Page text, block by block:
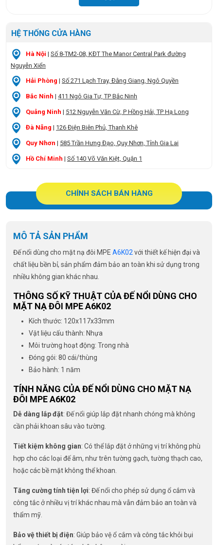
HỆ THỐNG CỬA HÀNG
Hà Nội | Số 8-TM2-08, KĐT The Manor Central Park đường
Nguyễn Xiển
Hải Phòng | Số 271 Lạch Tray, Đằng Giang, Ngô Quyền
Bắc Ninh | 411 Ngô Gia Tự, TP Bắc Ninh
Quảng Ninh | 512 Nguyễn Văn Cừ, P Hồng Hải, TP Hạ Long
Đà Nẵng | 126 Điện Biên Phủ, Thanh Khê
Quy Nhơn | 585 Trần Hưng Đạo, Quy Nhơn, Tỉnh Gia Lai
Hồ Chí Minh | Số 140 Võ Văn Kiệt, Quận 1
CHÍNH SÁCH BÁN HÀNG
MÔ TẢ SẢN PHẨM
Đế nổi dùng cho mặt nạ đôi MPE A6K02với thiết kế hiện đại và
chất liệu bền bỉ, sản phẩm đảm bảo an toàn khi sử dụng trong
nhiều không gian khác nhau.
THÔNG SỐ KỸ THUẬT CỦA ĐẾ NỔI DÙNG CHO
MẶT NẠ ĐÔI MPE A6K02
Kích thước: 120x117x33mm
Vật liệu cấu thành: Nhựa
Môi trường hoạt động: Trong nhà
Đóng gói: 80 cái/thùng
Bảo hành: 1 năm
TÍNH NĂNG CỦA ĐẾ NỔI DÙNG CHO MẶT NẠ
ĐÔI MPE A6K02
Dễ dàng lắp đặt: Đế nổi giúp lắp đặt nhanh chóng mà không
cần phải khoan sâu vào tường.
Tiết kiệm không gian: Có thể lắp đặt ở những vị trí không phù
hợp cho các loại đế âm, như trên tường gạch, tường thạch cao,
hoặc các bề mặt không thể khoan.
Tăng cường tính tiện lợi: Đế nổi cho phép sử dụng ổ cắm và
công tắc ở nhiều vị trí khác nhau mà vẫn đảm bảo an toàn và
thẩm mỹ.
Bảo vệ thiết bị điện: Giúp bảo vệ ổ cắm và công tắc khỏi bụi